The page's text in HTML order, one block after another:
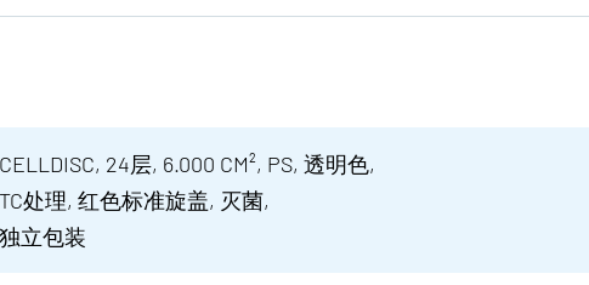
CELLDISC, 24层, 6.000 CM², PS, 透明色,
TC处理, 红色标准旋盖, 灭菌,
独立包装